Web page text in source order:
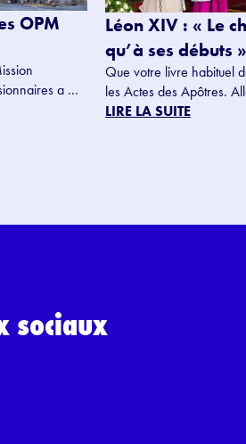
OPM
a ...
Léon XIV : « Le
qu’à ses débuts
Que votre livre habituel
les Actes des Apôtres.
LIRE LA SUITE
sociaux